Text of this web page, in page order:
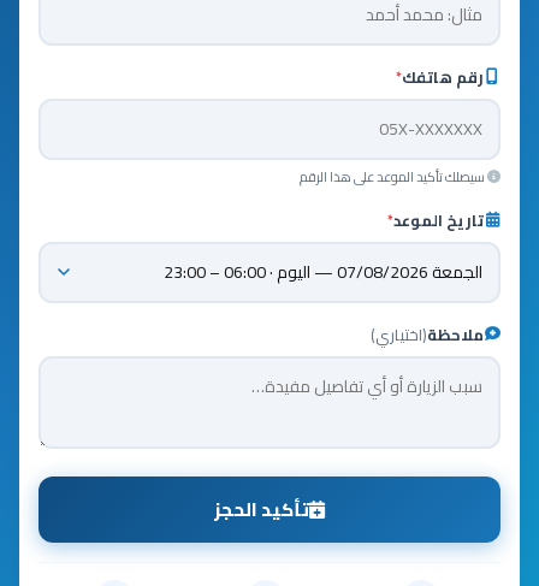
رقم هاتفك*
سيصلك تأكيد الموعد على هذا الرقم
تاريخ الموعد*
ملاحظة(اختياري)
تأكيد الحجز